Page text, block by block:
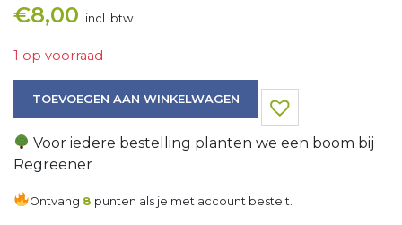
€8,00 incl. btw
1 op voorraad
TOEVOEGEN AAN WINKELWAGEN
Voor iedere bestelling planten we een boom bij
Regreener
Ontvang 8 punten als je met account bestelt.